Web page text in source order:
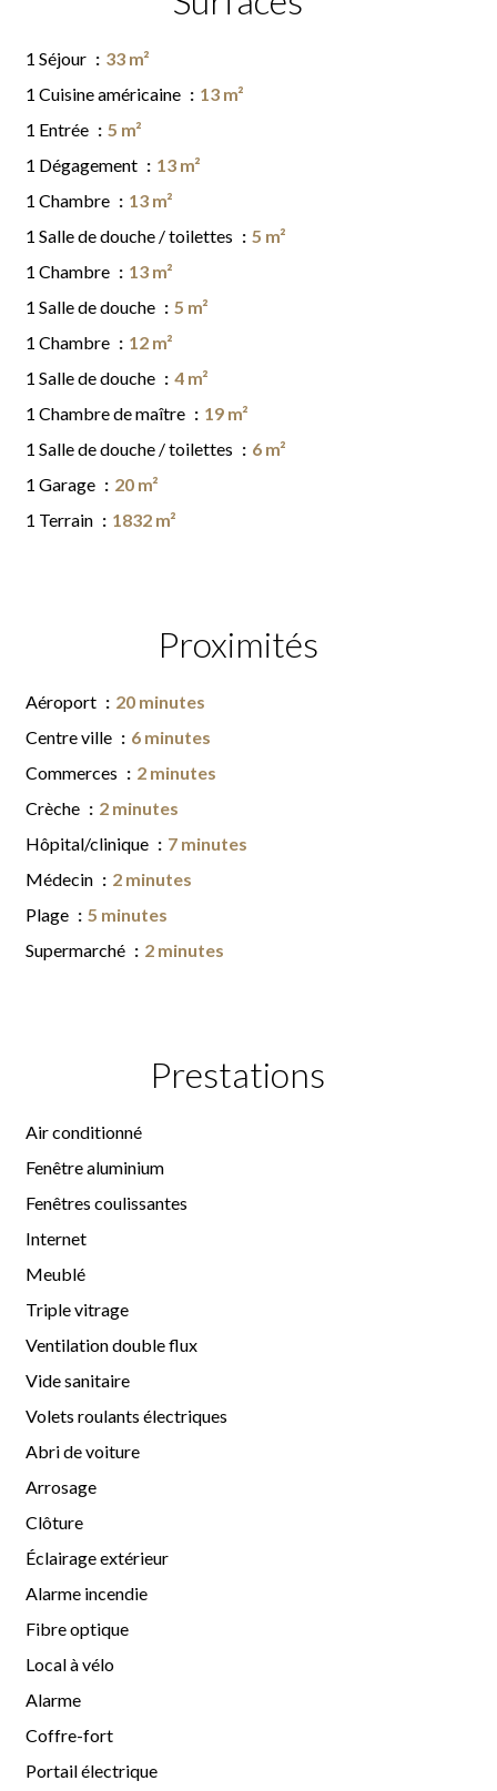
1 Séjour
33 m²
1 Cuisine américaine
13 m²
1 Entrée
5 m²
1 Dégagement
13 m²
1 Chambre
13 m²
1 Salle de douche / toilettes
5 m²
1 Chambre
13 m²
1 Salle de douche
5 m²
1 Chambre
12 m²
1 Salle de douche
4 m²
1 Chambre de maître
19 m²
1 Salle de douche / toilettes
6 m²
1 Garage
20 m²
1 Terrain
1832 m²
Proximités
Aéroport
20 minutes
Centre ville
6 minutes
Commerces
2 minutes
Crèche
2 minutes
Hôpital/clinique
7 minutes
Médecin
2 minutes
Plage
5 minutes
Supermarché
2 minutes
Prestations
Air conditionné
Fenêtre aluminium
Fenêtres coulissantes
Internet
Meublé
Triple vitrage
Ventilation double flux
Vide sanitaire
Volets roulants électriques
Abri de voiture
Arrosage
Clôture
Éclairage extérieur
Alarme incendie
Fibre optique
Local à vélo
Alarme
Coffre-fort
Portail électrique